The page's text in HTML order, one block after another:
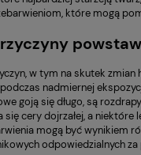
które mogą
w tym na skutek
nadmiernej
goją się długo, są
cery dojrzałej, a
mogą być wynikiem
odpowiedzialnych